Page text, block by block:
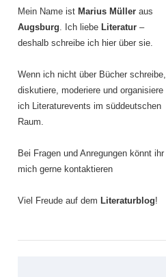
Mein Name ist Marius Müller aus
Augsburg. Ich liebe Literatur –
deshalb schreibe ich hier über sie.
Wenn ich nicht über Bücher schreibe,
diskutiere, moderiere und organisiere
ich Literaturevents im süddeutschen
Raum.
Bei Fragen und Anregungen könnt ihr
mich gerne kontaktieren
Viel Freude auf dem Literaturblog!